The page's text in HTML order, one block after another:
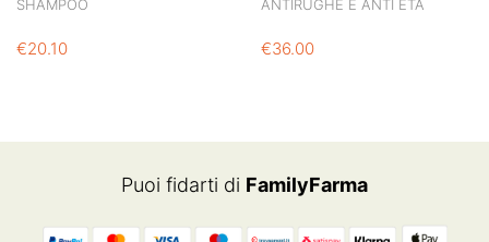
SHAMPOO
€20.10
ANTIRUGHE E ANTI ETÀ
€36.00
Puoi fidarti di FamilyFarma